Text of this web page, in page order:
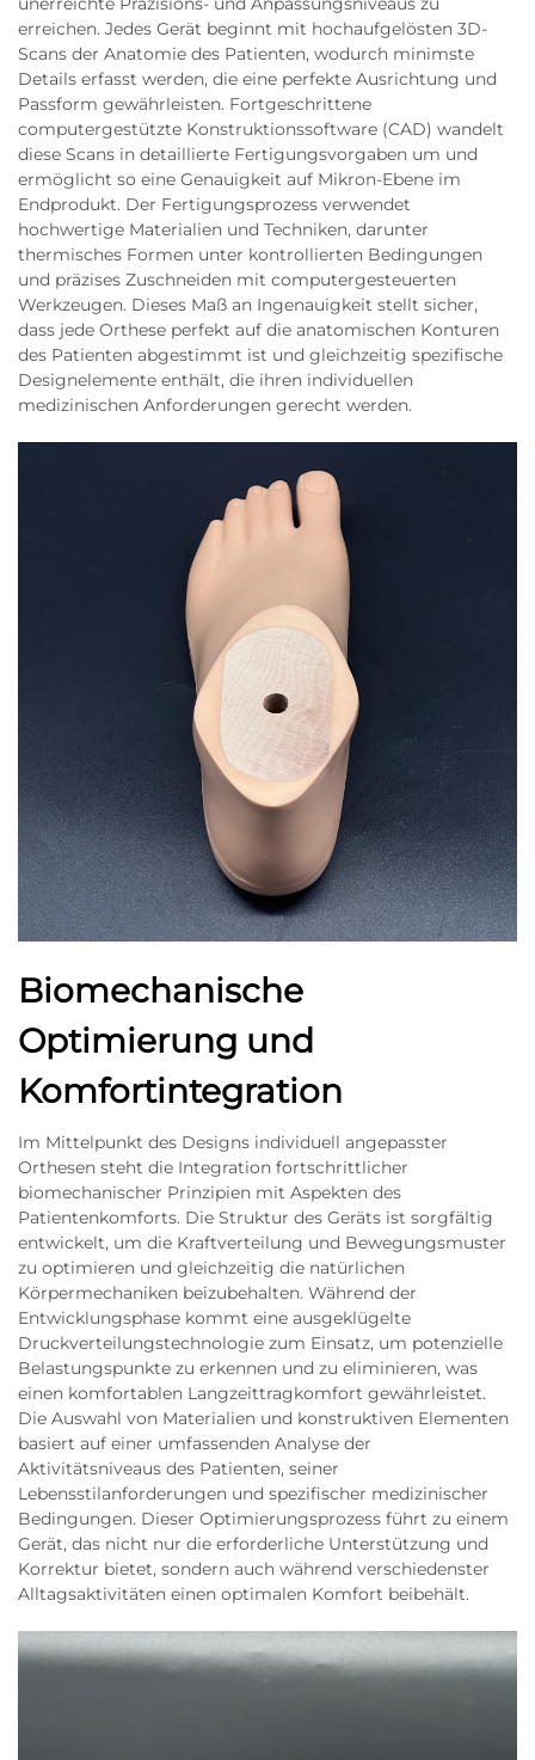
erreichen. Jedes Gerät beginnt mit hochaufgelösten 3D-
Scans der Anatomie des Patienten, wodurch minimste
Details erfasst werden, die eine perfekte Ausrichtung und
Passform gewährleisten. Fortgeschrittene
computergestützte Konstruktionssoftware (CAD) wandelt
diese Scans in detaillierte Fertigungsvorgaben um und
ermöglicht so eine Genauigkeit auf Mikron-Ebene im
Endprodukt. Der Fertigungsprozess verwendet
hochwertige Materialien und Techniken, darunter
thermisches Formen unter kontrollierten Bedingungen
und präzises Zuschneiden mit computergesteuerten
Werkzeugen. Dieses Maß an Ingenauigkeit stellt sicher,
dass jede Orthese perfekt auf die anatomischen Konturen
des Patienten abgestimmt ist und gleichzeitig spezifische
Designelemente enthält, die ihren individuellen
medizinischen Anforderungen gerecht werden.
Biomechanische
Optimierung und
Komfortintegration
Im Mittelpunkt des Designs individuell angepasster
Orthesen steht die Integration fortschrittlicher
biomechanischer Prinzipien mit Aspekten des
Patientenkomforts. Die Struktur des Geräts ist sorgfältig
entwickelt, um die Kraftverteilung und Bewegungsmuster
zu optimieren und gleichzeitig die natürlichen
Körpermechaniken beizubehalten. Während der
Entwicklungsphase kommt eine ausgeklügelte
Druckverteilungstechnologie zum Einsatz, um potenzielle
Belastungspunkte zu erkennen und zu eliminieren, was
einen komfortablen Langzeittragkomfort gewährleistet.
Die Auswahl von Materialien und konstruktiven Elementen
basiert auf einer umfassenden Analyse der
Aktivitätsniveaus des Patienten, seiner
Lebensstilanforderungen und spezifischer medizinischer
Bedingungen. Dieser Optimierungsprozess führt zu einem
Gerät, das nicht nur die erforderliche Unterstützung und
Korrektur bietet, sondern auch während verschiedenster
Alltagsaktivitäten einen optimalen Komfort beibehält.